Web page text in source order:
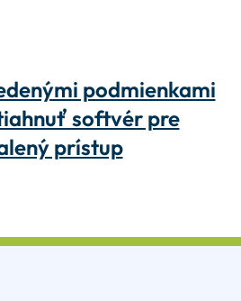
podmienkami
softvér pre
prístup